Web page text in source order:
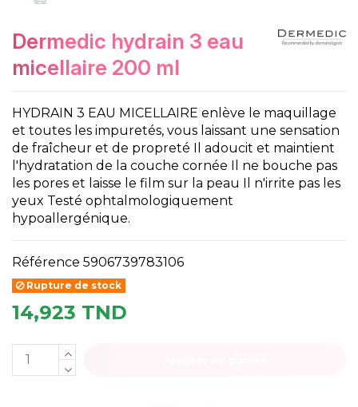
dermedic hydrain 3 eau
micellaire 200 ml
HYDRAIN 3 EAU MICELLAIRE enlève le maquillage
et toutes les impuretés, vous laissant une sensation
de fraîcheur et de propreté Il adoucit et maintient
l'hydratation de la couche cornée Il ne bouche pas
les pores et laisse le film sur la peau Il n'irrite pas les
yeux Testé ophtalmologiquement
hypoallergénique.
Référence 5906739783106
Rupture de stock
14,923 TND